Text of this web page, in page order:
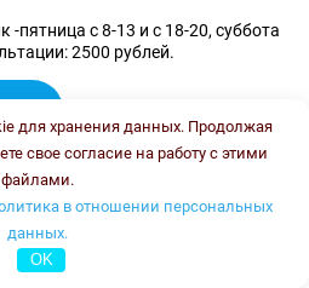
пятница с 8-13 и с 18-20, суббота
2500 рублей.
Васильевна
для хранения данных. Продолжая
свое согласие на работу с этими
файлами.
в отношении персональных
данных.
OK